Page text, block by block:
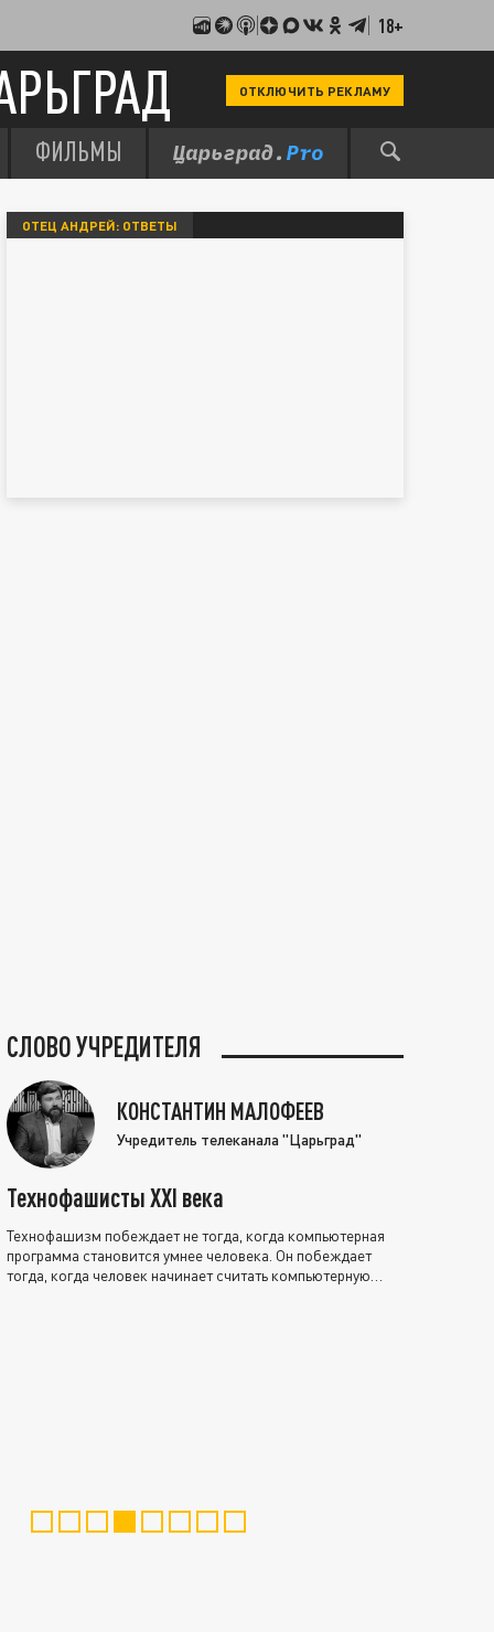
18+
ОТКЛЮЧИТЬ РЕКЛАМУ
ФИЛЬМЫ
ОТЕЦ АНДРЕЙ: ОТВЕТЫ
СЛОВО УЧРЕДИТЕЛЯ
КОНСТАНТИН МАЛОФЕЕВ
Учредитель телеканала "Царьград"
Технофашисты XXI века
Технофашизм побеждает не тогда, когда компьютерная
программа становится умнее человека. Он побеждает
тогда, когда человек начинает считать компьютерную